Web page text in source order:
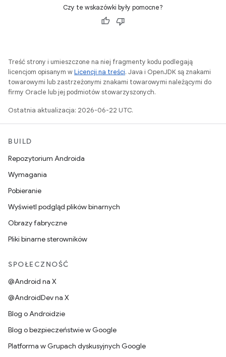
Czy te wskazówki były pomocne?
Treść strony i umieszczone na niej fragmenty kodu podlegają
licencjom opisanym wLicencji na treści. Java i OpenJDK są znakami
towarowymi lub zastrzeżonymi znakami towarowymi należącymi do
firmy Oracle lub jej podmiotów stowarzyszonych.
Ostatnia aktualizacja: 2026-06-22 UTC.
BUILD
Repozytorium Androida
Wymagania
Pobieranie
Wyświetl podgląd plików binarnych
Obrazy fabryczne
Pliki binarne sterowników
SPOŁECZNOŚĆ
@Android na X
@AndroidDev na X
Blog o Androidzie
Blog o bezpieczeństwie w Google
Platforma w Grupach dyskusyjnych Google